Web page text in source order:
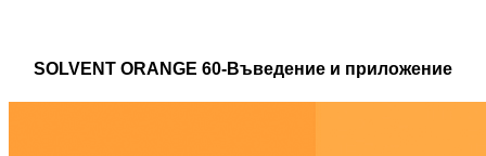
SOLVENT ORANGE 60-Въведение и приложение